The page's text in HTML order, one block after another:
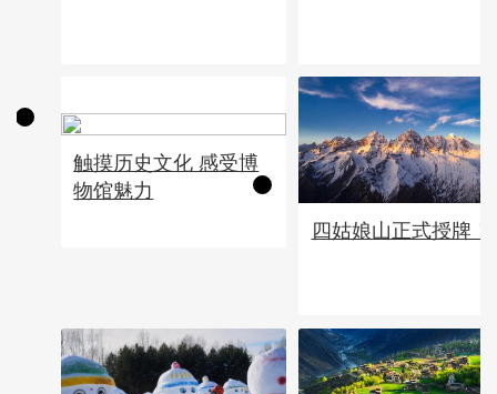
触摸历史文化 感受博
物馆魅力
四姑娘山正式授牌！